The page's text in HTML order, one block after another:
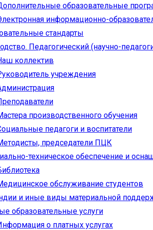
образовательные
информационно-
стандарты
Педагогический (научно-
коллектив
учреждения
производственного обучения
педагоги и воспитатели​
председатели ПЦК
техническое обеспечение и
обслуживание студентов
и иные виды материальной
образовательные услуги
о платных услугах